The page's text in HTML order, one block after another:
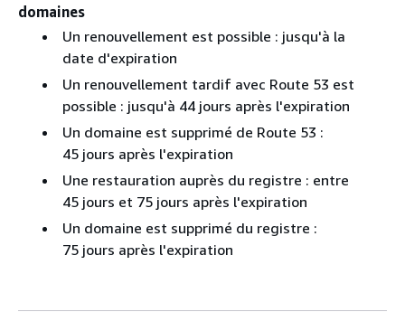
domaines
Un renouvellement est possible : jusqu'à la
date d'expiration
Un renouvellement tardif avec Route 53 est
possible : jusqu'à 44 jours après l'expiration
Un domaine est supprimé de Route 53 :
45 jours après l'expiration
Une restauration auprès du registre : entre
45 jours et 75 jours après l'expiration
Un domaine est supprimé du registre :
75 jours après l'expiration